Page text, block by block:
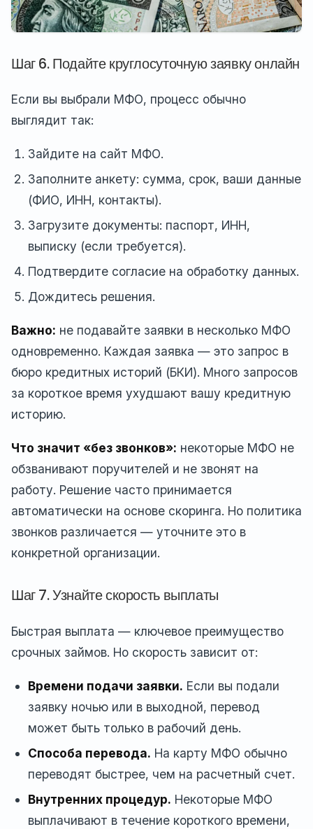
Шаг 6. Подайте круглосуточную заявку онлайн
Если вы выбрали МФО, процесс обычно
выглядит так:
Зайдите на сайт МФО.
Заполните анкету: сумма, срок, ваши данные
(ФИО, ИНН, контакты).
Загрузите документы: паспорт, ИНН,
выписку (если требуется).
Подтвердите согласие на обработку данных.
Дождитесь решения.
Важно: не подавайте заявки в несколько МФО
одновременно. Каждая заявка — это запрос в
бюро кредитных историй (БКИ). Много запросов
за короткое время ухудшают вашу кредитную
историю.
Что значит «без звонков»: некоторые МФО не
обзванивают поручителей и не звонят на
работу. Решение часто принимается
автоматически на основе скоринга. Но политика
звонков различается — уточните это в
конкретной организации.
Шаг 7. Узнайте скорость выплаты
Быстрая выплата — ключевое преимущество
срочных займов. Но скорость зависит от:
Времени подачи заявки. Если вы подали
заявку ночью или в выходной, перевод
может быть только в рабочий день.
Способа перевода. На карту МФО обычно
переводят быстрее, чем на расчетный счет.
Внутренних процедур. Некоторые МФО
выплачивают в течение короткого времени,